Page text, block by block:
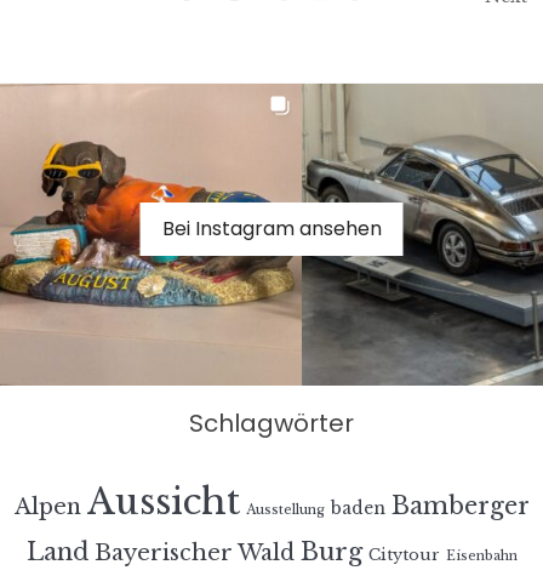
Bei Instagram ansehen
Schlagwörter
Alpen Aussicht Ausstellung baden Bamberger
Land Bayerischer Wald Burg Citytour Eisenbahn